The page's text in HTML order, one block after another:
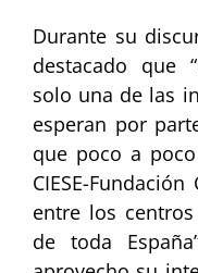
Durante su
destacado que
solo una de las
esperan por
que poco a
CIESE-
entre los
de toda